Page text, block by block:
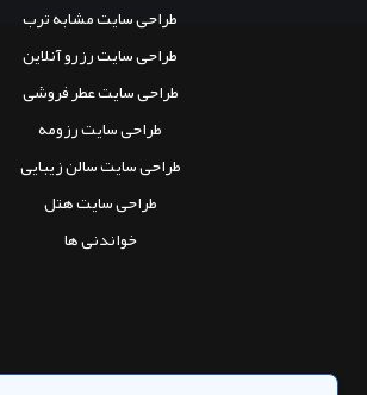
طراحی سایت مشابه ترب
طراحی سایت رزرو آنلاین
طراحی سایت عطر فروشی
طراحی سایت رزومه
طراحی سایت سالن زیبایی
طراحی سایت هتل
خواندنی ها